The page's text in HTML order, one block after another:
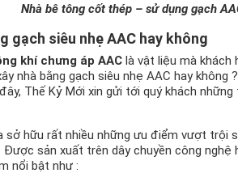
Nhà bê tông cốt thép – sử dụng gạch
gạch siêu nhẹ AAC hay không
khí chưng áp AAC là vật liệu mà khách
nhà bằng gạch siêu nhẹ AAC hay không
Thế Kỷ Mới xin gửi tới quý khách
sở hữu rất nhiều những ưu điểm vượt trội
sản xuất trên dây chuyền công
nổi bật như :